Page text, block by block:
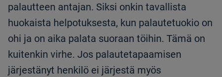
palautteen antajan. Siksi onkin tavallista
huokaista helpotuksesta, kun palautetuokio on
ohi ja on aika palata suoraan töihin. Tämä on
kuitenkin virhe. Jos palautetapaamisen
järjestänyt henkilö ei järjestä myös